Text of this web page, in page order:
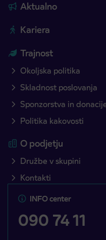
Aktualno
Kariera
Trajnost
Okoljska politika
Skladnost poslovanja
Sponzorstva in
Politika kakovosti
O podjetju
Družbe v skupini
Kontakti
INFO center
090 74 11